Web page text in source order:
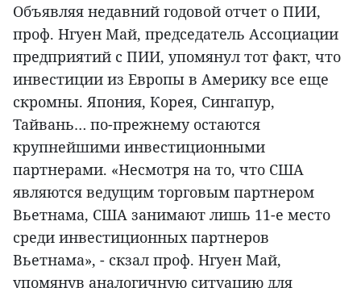
Объявляя недавний годовой отчет о ПИИ,
проф. Нгуен Май, председатель Ассоциации
предприятий с ПИИ, упомянул тот факт, что
инвестиции из Европы в Америку все еще
скромны. Япония, Корея, Сингапур,
Тайвань… по-прежнему остаются
крупнейшими инвестиционными
партнерами. «Несмотря на то, что США
являются ведущим торговым партнером
Вьетнама, США занимают лишь 11-е место
среди инвестиционных партнеров
Вьетнама», - скзал проф. Нгуен Май,
упомянув аналогичную ситуацию для